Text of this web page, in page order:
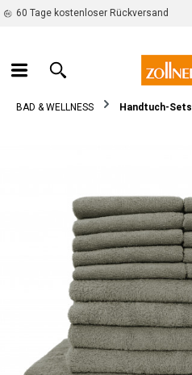
springen
60 Tage kostenloser Rückversand
BAD & WELLNESS Handtuch-Sets